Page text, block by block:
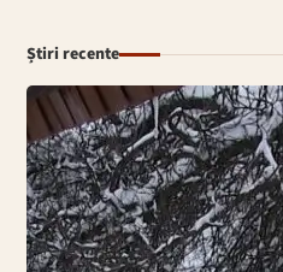
Știri recente